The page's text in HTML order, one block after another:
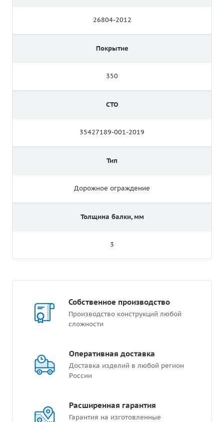
26804-2012
Покрытие
350
СТО
35427189-001-2019
Тип
Дорожное ограждение
Толщина балки, мм
3
Собственное производство
Производство конструкций любой
сложности
Оперативная доставка
Доставка изделий в любой регион
России
Расширенная гарантия
Гарантия на изготовленные